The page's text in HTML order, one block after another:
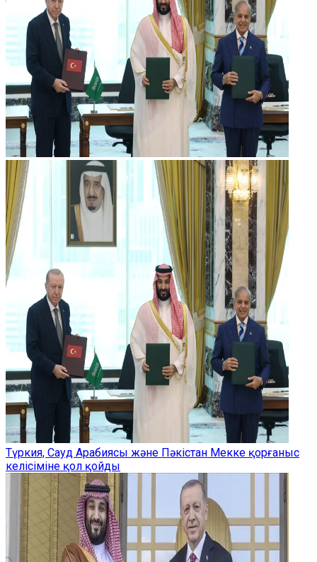
Түркия, Сауд Арабиясы және Пәкістан Мекке қорғаныс
келісіміне қол қойды